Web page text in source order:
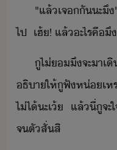
"​แล้​เจ​ั​ะ​
ไป​ ​ ​เฮ้​!​ ​แล้​ะไร​คื
ู​ไ่​ึ​จะ​า​เ
ธิา​ให้​ู​ฟั​ห่​เ
ไ่ไ้​ะ​เ้​ ​ ​แล้​ี่​ู​จะ​
จ​ตัสั่​สิ